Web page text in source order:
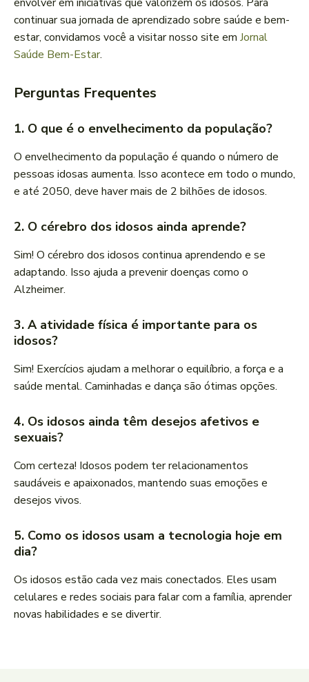
continuar sua jornada de aprendizado sobre saúde e bem-
estar, convidamos você a visitar nosso site em Jornal
Saúde Bem-Estar.
Perguntas Frequentes
1. O que é o envelhecimento da população?
O envelhecimento da população é quando o número de
pessoas idosas aumenta. Isso acontece em todo o mundo,
e até 2050, deve haver mais de 2 bilhões de idosos.
2. O cérebro dos idosos ainda aprende?
Sim! O cérebro dos idosos continua aprendendo e se
adaptando. Isso ajuda a prevenir doenças como o
Alzheimer.
3. A atividade física é importante para os
idosos?
Sim! Exercícios ajudam a melhorar o equilíbrio, a força e a
saúde mental. Caminhadas e dança são ótimas opções.
4. Os idosos ainda têm desejos afetivos e
sexuais?
Com certeza! Idosos podem ter relacionamentos
saudáveis e apaixonados, mantendo suas emoções e
desejos vivos.
5. Como os idosos usam a tecnologia hoje em
dia?
Os idosos estão cada vez mais conectados. Eles usam
celulares e redes sociais para falar com a família, aprender
novas habilidades e se divertir.